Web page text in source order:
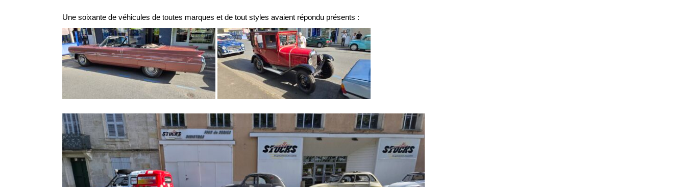
Une soixante de véhicules de toutes marques et de tout styles avaient répondu présents :